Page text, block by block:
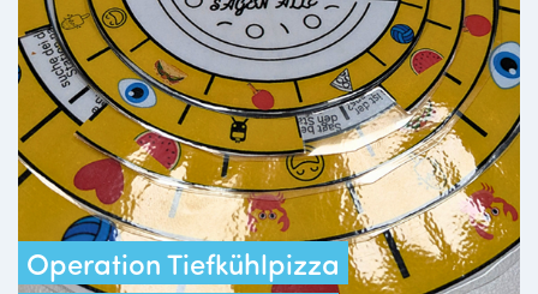
Operation Tiefkühlpizza